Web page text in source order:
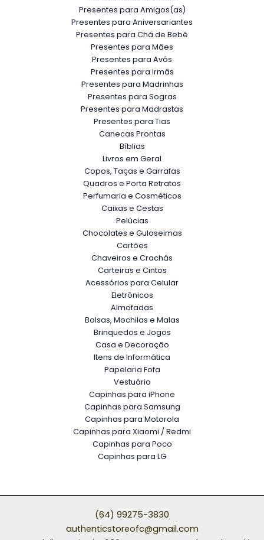
Presentes para Amigos(as)
Presentes para Aniversariantes
Presentes para Chá de Bebê
Presentes para Mães
Presentes para Avós
Presentes para Irmãs
Presentes para Madrinhas
Presentes para Sogras
Presentes para Madrastas
Presentes para Tias
Canecas Prontas
Bíblias
Livros em Geral
Copos, Taças e Garrafas
Quadros e Porta Retratos
Perfumaria e Cosméticos
Caixas e Cestas
Pelúcias
Chocolates e Guloseimas
Cartões
Chaveiros e Crachás
Carteiras e Cintos
Acessórios para Celular
Eletrônicos
Almofadas
Bolsas, Mochilas e Malas
Brinquedos e Jogos
Casa e Decoração
Itens de Informática
Papelaria Fofa
Vestuário
Capinhas para iPhone
Capinhas para Samsung
Capinhas para Motorola
Capinhas para Xiaomi / Redmi
Capinhas para Poco
Capinhas para LG
(64) 99275-3830
authenticstoreofc@gmail.com